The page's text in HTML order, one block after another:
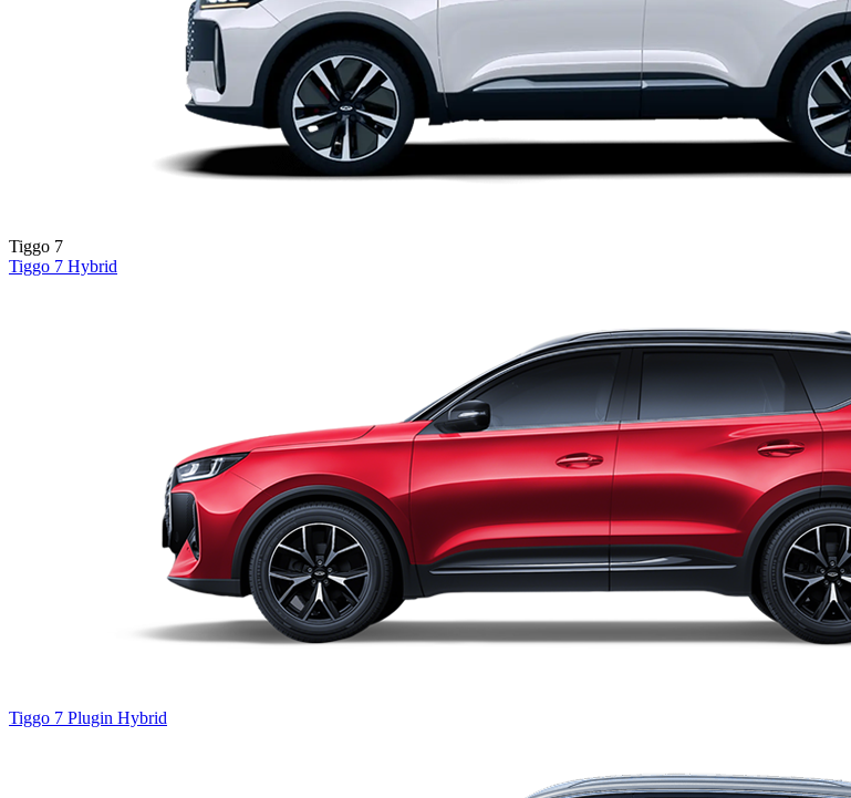
Tiggo 7
Tiggo 7 Hybrid
Tiggo 7 Plugin Hybrid